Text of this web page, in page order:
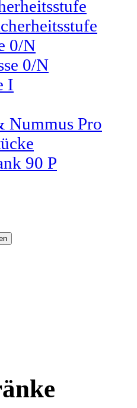
0/N
0/N
I
Nummus Pro
90 P